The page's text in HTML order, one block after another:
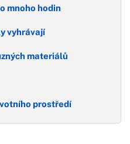
mnoho hodin
vyhrávají
materiálů
prostředí